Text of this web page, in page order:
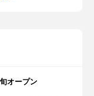
オープン